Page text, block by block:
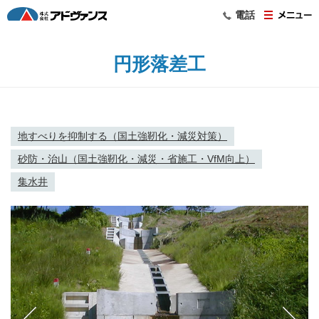
電話
円形落差工
地すべりを抑制する（国土強靭化・減災対策）
砂防・治山（国土強靭化・減災・省施工・VfM向上）
集水井